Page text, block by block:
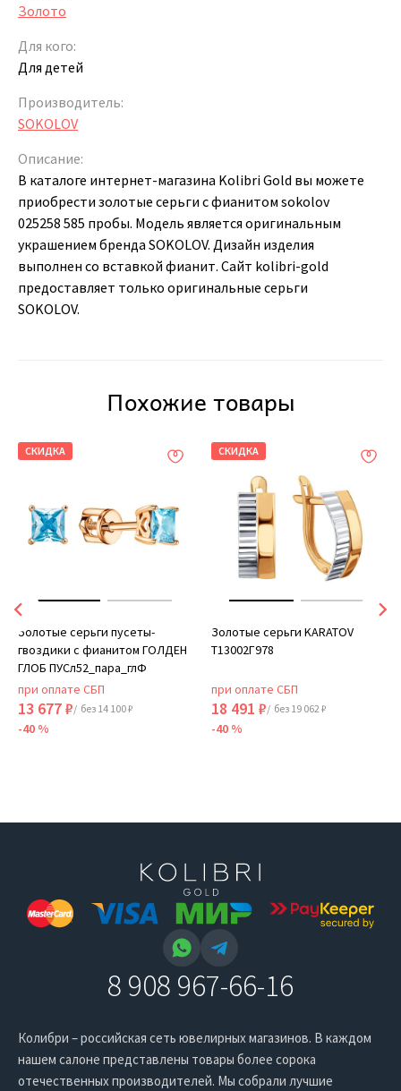
Золото
Для кого:
Для детей
Производитель:
SOKOLOV
Описание:
В каталоге интернет-магазина Kolibri Gold вы можете
приобрести золотые серьги с фианитом sokolov
025258 585 пробы. Модель является оригинальным
украшением бренда SOKOLOV. Дизайн изделия
выполнен со вставкой фианит. Сайт kolibri-gold
предоставляет только оригинальные серьги
SOKOLOV.
Похожие товары
СКИДКА
Золотые серьги пусеты-
гвоздики с фианитом ГОЛДЕН
ГЛОБ ПУСл52_пара_глФ
при оплате СБП
13 677 ₽/ без 14 100 ₽
-40 %
СКИДКА
Золотые серьги KARATOV
Т13002Г978
при оплате СБП
18 491 ₽/ без 19 062 ₽
-40 %
8 908 967-66-16
Колибри – российская сеть ювелирных магазинов. В каждом
нашем салоне представлены товары более сорока
отечественных производителей. Мы собрали лучшие